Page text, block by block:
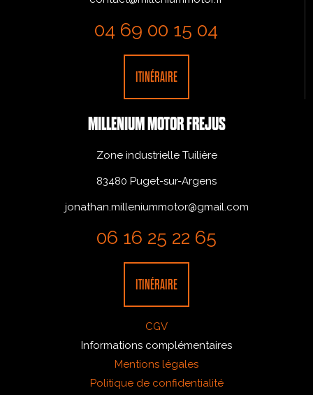
04 69 00 15 04
ITINÉRAIRE
MILLENIUM MOTOR FREJUS
Zone industrielle Tuilière
83480 Puget-sur-Argens
jonathan.milleniummotor@gmail.com
06 16 25 22 65
ITINÉRAIRE
CGV
Informations complémentaires
Mentions légales
Politique de confidentialité